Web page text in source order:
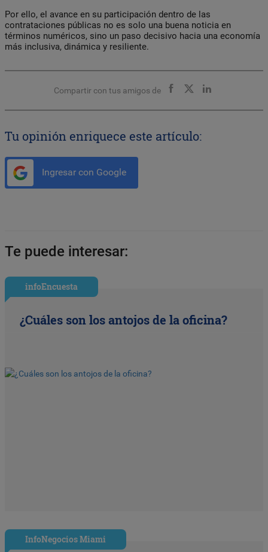
Por ello, el avance en su participación dentro de las
contrataciones públicas no es solo una buena noticia en
términos numéricos, sino un paso decisivo hacia una economía
más inclusiva, dinámica y resiliente.
Compartir con tus amigos de
Tu opinión enriquece este artículo:
Ingresar con Google
Te puede interesar:
infoEncuesta
¿Cuáles son los antojos de la oficina?
InfoNegocios Miami